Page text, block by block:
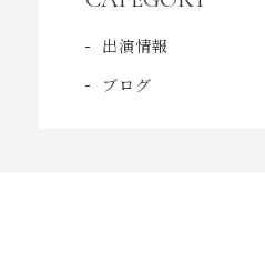
出演情報
ブログ